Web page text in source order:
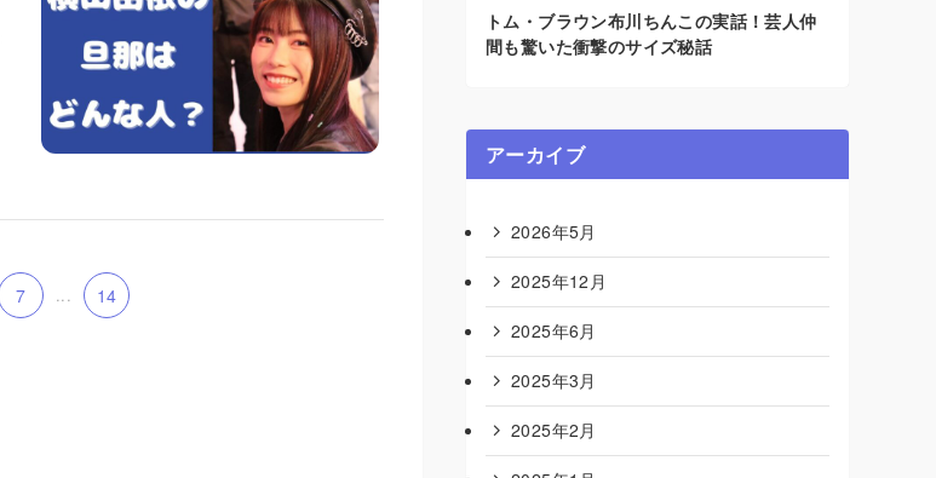
7 ... 14
トム・ブラウン布川ちんこの実話！芸人仲
間も驚いた衝撃のサイズ秘話
アーカイブ
2026年5月
2025年12月
2025年6月
2025年3月
2025年2月